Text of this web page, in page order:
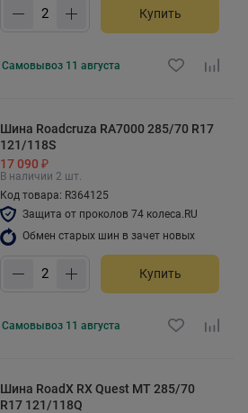
Купить
Самовывоз 11 августа
Шина Roadcruza RA7000 285/70 R17
121/118S
17 090 ₽
В наличии 2 шт.
Код товара: R364125
Защита от проколов 74 колеса.RU
Обмен старых шин в зачет новых
Купить
Самовывоз 11 августа
Шина RoadX RX Quest MT 285/70
R17 121/118Q